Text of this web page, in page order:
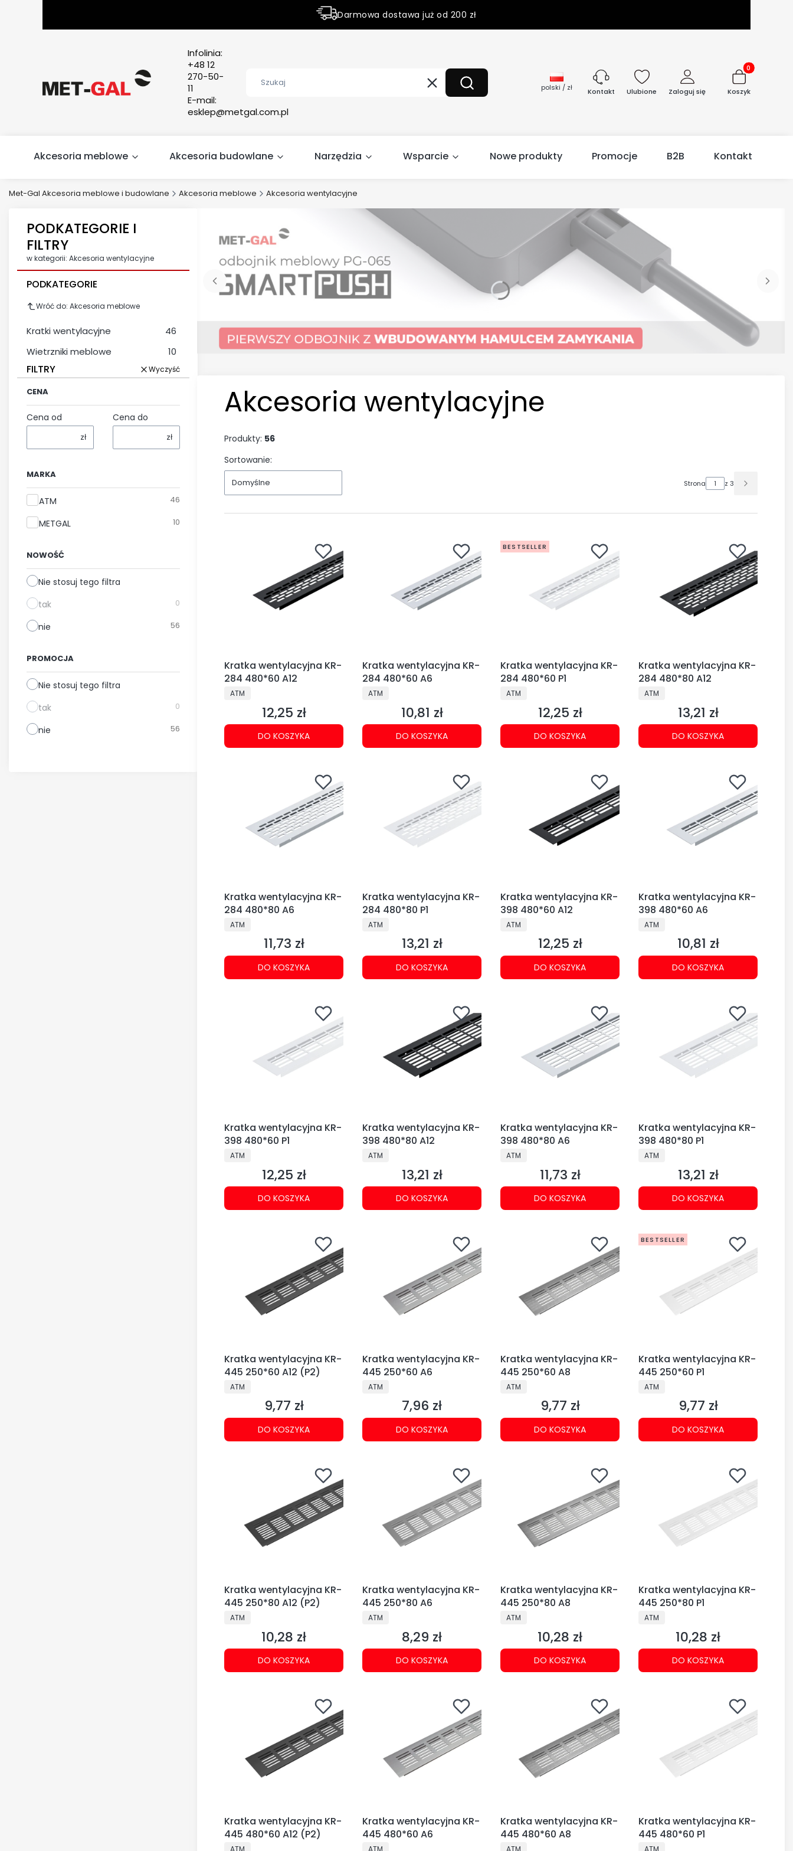
Darmowa dostawa już od 200 zł
Infolinia:
+48 12
270-50-
11
E-mail:
esklep@metgal.com.pl
WyczyśćSzukaj polski / zł Kontakt Ulubione Zaloguj się
Produkty w
Koszyk
Akcesoria meblowe Akcesoria budowlane Narzędzia Wsparcie Nowe produkty Promocje B2B Kontakt
Met-Gal Akcesoria meblowe i budowlane Akcesoria meblowe Akcesoria wentylacyjne
PODKATEGORIE I
FILTRY
w kategorii: Akcesoria wentylacyjne
PODKATEGORIE
Wróć do: Akcesoria meblowe
Kratki wentylacyjne
46
Wietrzniki meblowe
10
FILTRY Wyczyść
CENA
Cena od
zł
Cena do
zł
MARKA
Marka
ATM 46
METGAL 10
NOWOŚĆ
Nie stosuj tego filtra
tak
0
nie 56
PROMOCJA
Nie stosuj tego filtra
tak
0
nie 56
Akcesoria wentylacyjne
Produkty: 56
Sortowanie:
Domyślne Strona z 3
Kratka wentylacyjna KR-
284 480*60 A12
PRODUCENT
ATM
Cena
12,25 zł
DO KOSZYKA
Kratka wentylacyjna KR-
284 480*60 A6
PRODUCENT
ATM
Cena
10,81 zł
DO KOSZYKA
BESTSELLER
Kratka wentylacyjna KR-
284 480*60 P1
PRODUCENT
ATM
Cena
12,25 zł
DO KOSZYKA
Kratka wentylacyjna KR-
284 480*80 A12
PRODUCENT
ATM
Cena
13,21 zł
DO KOSZYKA
Kratka wentylacyjna KR-
284 480*80 A6
PRODUCENT
ATM
Cena
11,73 zł
DO KOSZYKA
Kratka wentylacyjna KR-
284 480*80 P1
PRODUCENT
ATM
Cena
13,21 zł
DO KOSZYKA
Kratka wentylacyjna KR-
398 480*60 A12
PRODUCENT
ATM
Cena
12,25 zł
DO KOSZYKA
Kratka wentylacyjna KR-
398 480*60 A6
PRODUCENT
ATM
Cena
10,81 zł
DO KOSZYKA
Kratka wentylacyjna KR-
398 480*60 P1
PRODUCENT
ATM
Cena
12,25 zł
DO KOSZYKA
Kratka wentylacyjna KR-
398 480*80 A12
PRODUCENT
ATM
Cena
13,21 zł
DO KOSZYKA
Kratka wentylacyjna KR-
398 480*80 A6
PRODUCENT
ATM
Cena
11,73 zł
DO KOSZYKA
Kratka wentylacyjna KR-
398 480*80 P1
PRODUCENT
ATM
Cena
13,21 zł
DO KOSZYKA
Kratka wentylacyjna KR-
445 250*60 A12 (P2)
PRODUCENT
ATM
Cena
9,77 zł
DO KOSZYKA
Kratka wentylacyjna KR-
445 250*60 A6
PRODUCENT
ATM
Cena
7,96 zł
DO KOSZYKA
Kratka wentylacyjna KR-
445 250*60 A8
PRODUCENT
ATM
Cena
9,77 zł
DO KOSZYKA
BESTSELLER
Kratka wentylacyjna KR-
445 250*60 P1
PRODUCENT
ATM
Cena
9,77 zł
DO KOSZYKA
Kratka wentylacyjna KR-
445 250*80 A12 (P2)
PRODUCENT
ATM
Cena
10,28 zł
DO KOSZYKA
Kratka wentylacyjna KR-
445 250*80 A6
PRODUCENT
ATM
Cena
8,29 zł
DO KOSZYKA
Kratka wentylacyjna KR-
445 250*80 A8
PRODUCENT
ATM
Cena
10,28 zł
DO KOSZYKA
Kratka wentylacyjna KR-
445 250*80 P1
PRODUCENT
ATM
Cena
10,28 zł
DO KOSZYKA
Kratka wentylacyjna KR-
445 480*60 A12 (P2)
PRODUCENT
ATM
Kratka wentylacyjna KR-
445 480*60 A6
PRODUCENT
ATM
Kratka wentylacyjna KR-
445 480*60 A8
PRODUCENT
ATM
Kratka wentylacyjna KR-
445 480*60 P1
PRODUCENT
ATM